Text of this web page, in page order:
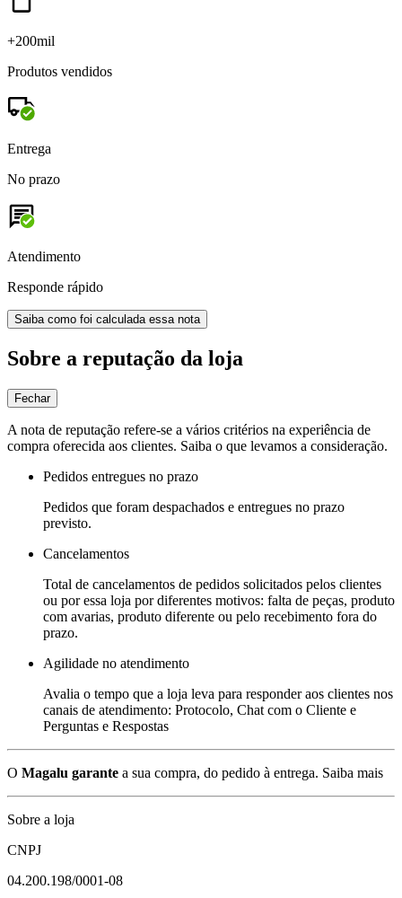
+200mil
Produtos vendidos
Entrega
No prazo
Atendimento
Responde rápido
Saiba como foi calculada essa nota
Sobre a reputação da loja
Fechar
A nota de reputação refere-se a vários critérios na experiência de
compra oferecida aos clientes. Saiba o que levamos a consideração.
Pedidos entregues no prazo
Pedidos que foram despachados e entregues no prazo
previsto.
Cancelamentos
Total de cancelamentos de pedidos solicitados pelos clientes
ou por essa loja por diferentes motivos: falta de peças, produto
com avarias, produto diferente ou pelo recebimento fora do
prazo.
Agilidade no atendimento
Avalia o tempo que a loja leva para responder aos clientes nos
canais de atendimento: Protocolo, Chat com o Cliente e
Perguntas e Respostas
O Magalu garante a sua compra, do pedido à entrega. Saiba mais
Sobre a loja
CNPJ
04.200.198/0001-08